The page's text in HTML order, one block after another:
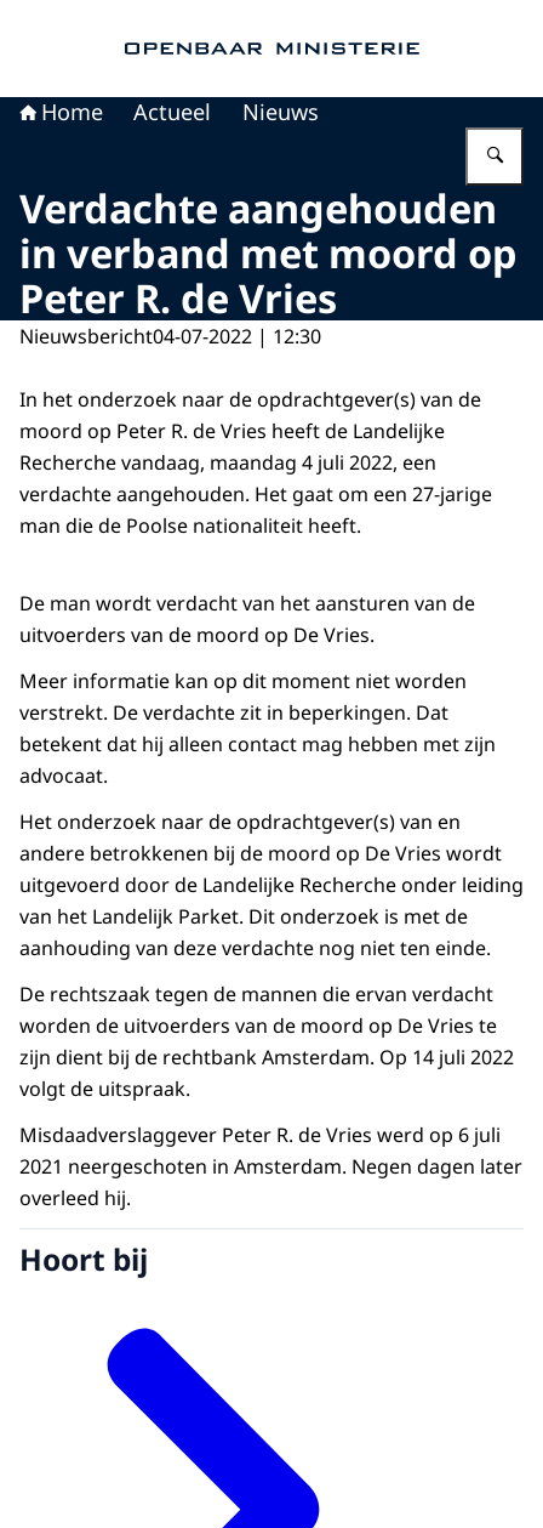
Home Actueel Nieuws
Verdachte aangehouden
in verband met moord op
Peter R. de Vries
Nieuwsbericht04-07-2022 | 12:30
In het onderzoek naar de opdrachtgever(s) van de
moord op Peter R. de Vries heeft de Landelijke
Recherche vandaag, maandag 4 juli 2022, een
verdachte aangehouden. Het gaat om een 27-jarige
man die de Poolse nationaliteit heeft.
De man wordt verdacht van het aansturen van de
uitvoerders van de moord op De Vries.
Meer informatie kan op dit moment niet worden
verstrekt. De verdachte zit in beperkingen. Dat
betekent dat hij alleen contact mag hebben met zijn
advocaat.
Het onderzoek naar de opdrachtgever(s) van en
andere betrokkenen bij de moord op De Vries wordt
uitgevoerd door de Landelijke Recherche onder leiding
van het Landelijk Parket. Dit onderzoek is met de
aanhouding van deze verdachte nog niet ten einde.
De rechtszaak tegen de mannen die ervan verdacht
worden de uitvoerders van de moord op De Vries te
zijn dient bij de rechtbank Amsterdam. Op 14 juli 2022
volgt de uitspraak.
Misdaadverslaggever Peter R. de Vries werd op 6 juli
2021 neergeschoten in Amsterdam. Negen dagen later
overleed hij.
Hoort bij